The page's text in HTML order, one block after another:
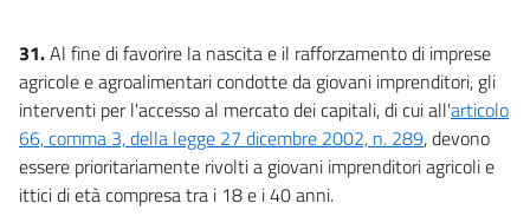
31.Al fine di favorire la nascita e il rafforzamento di imprese
agricole e agroalimentari condotte da giovani imprenditori, gli
interventi per l'accesso al mercato dei capitali, di cui all'articolo
66, comma 3, della legge 27 dicembre 2002, n. 289, devono
essere prioritariamente rivolti a giovani imprenditori agricoli e
ittici di età compresa tra i 18 e i 40 anni.